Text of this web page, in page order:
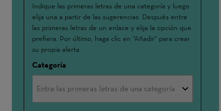
Me
interesa:
Indique las primeras letras de una categoría y luego
elija una a partir de las sugerencias. Después entre
las primeras letras de un enlace y elija la opción que
prefiera. Por último, haga clic en “Añadir” para crear
su propia alerta.
Categoría